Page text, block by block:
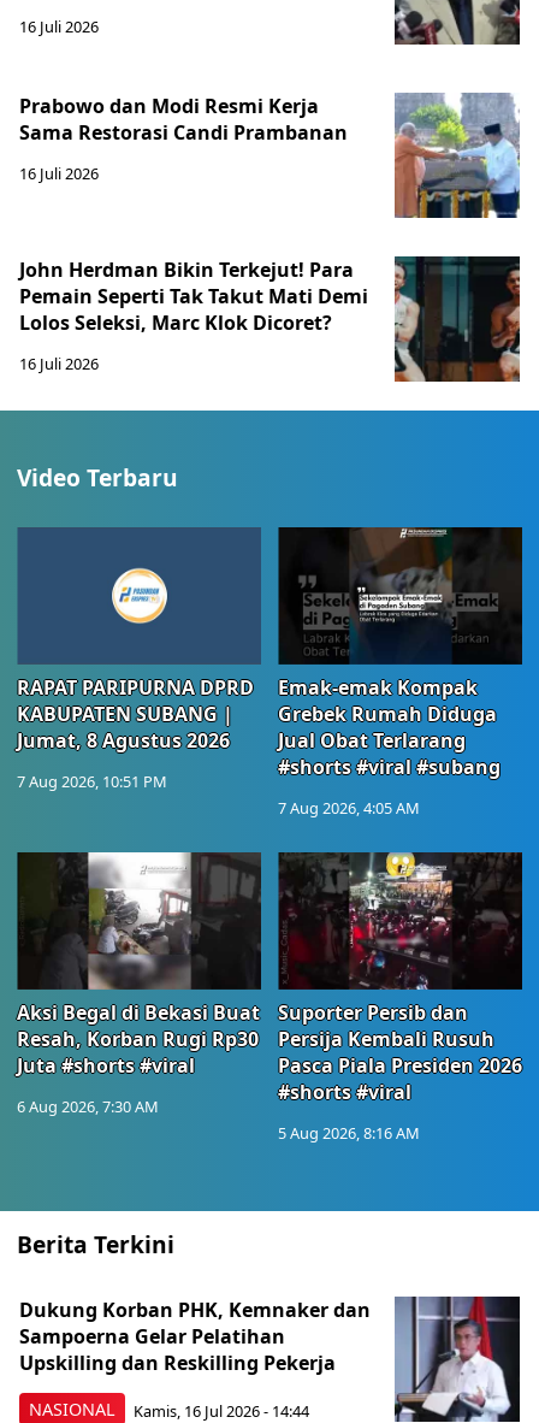
16 Juli 2026
Prabowo dan Modi Resmi Kerja
Sama Restorasi Candi Prambanan
16 Juli 2026
John Herdman Bikin Terkejut! Para
Pemain Seperti Tak Takut Mati Demi
Lolos Seleksi, Marc Klok Dicoret?
16 Juli 2026
Video Terbaru
RAPAT PARIPURNA DPRD
KABUPATEN SUBANG |
Jumat, 8 Agustus 2026
7 Aug 2026, 10:51 PM
Emak-emak Kompak
Grebek Rumah Diduga
Jual Obat Terlarang
#shorts #viral #subang
7 Aug 2026, 4:05 AM
Aksi Begal di Bekasi Buat
Resah, Korban Rugi Rp30
Juta #shorts #viral
6 Aug 2026, 7:30 AM
Suporter Persib dan
Persija Kembali Rusuh
Pasca Piala Presiden 2026
#shorts #viral
5 Aug 2026, 8:16 AM
Berita Terkini
NASIONAL
Dukung Korban PHK, Kemnaker dan
Sampoerna Gelar Pelatihan
Upskilling dan Reskilling Pekerja
Kamis, 16 Jul 2026 - 14:44